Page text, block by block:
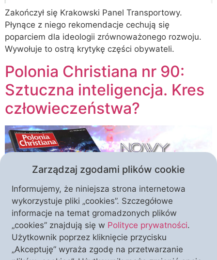
Zakończył się Krakowski Panel Transportowy.
Płynące z niego rekomendacje cechują się
poparciem dla ideologii zrównoważonego rozwoju.
Wywołuje to ostrą krytykę części obywateli.
Polonia Christiana nr 90:
Sztuczna inteligencja. Kres
człowieczeństwa?
Czy bać się sztucznej inteligencji? Ja bym się bał.
Jeżeli bowiem człowiek zamierza sztucznie tworzyć
umysłowość alternatywną do naturalnej, stworzonej
Zarządzaj zgodami plików cookie
Informujemy, że niniejsza strona internetowa
wykorzystuje pliki „cookies”. Szczegółowe
informacje na temat gromadzonych plików
„cookies” znajdują się w Polityce prywatności.
Użytkownik poprzez kliknięcie przycisku
„Akceptuję” wyraża zgodę na przetwarzanie